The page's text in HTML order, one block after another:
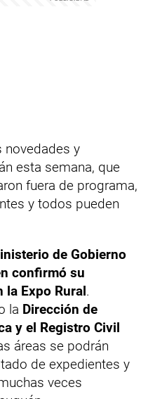
novedades y
esta semana, que
fuera de programa,
y todos pueden
de Gobierno
confirmó su
la Expo Rural.
la Dirección de
y el Registro Civil
áreas se podrán
de expedientes y
veces